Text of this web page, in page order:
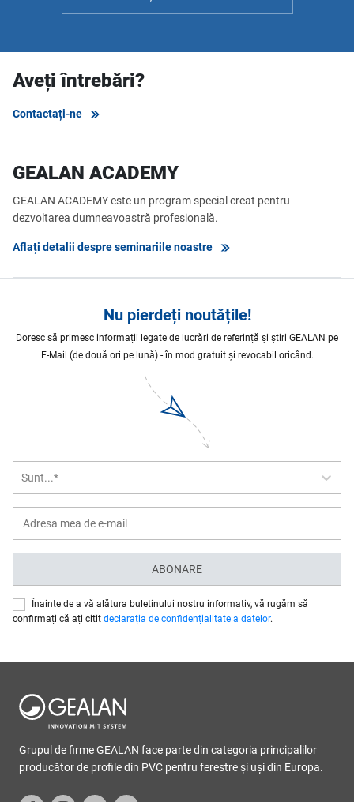
Aveți întrebări?
Contactați-ne
GEALAN ACADEMY
GEALAN ACADEMY este un program special creat pentru
dezvoltarea dumneavoastră profesională.
Aflați detalii despre seminariile noastre
Nu pierdeți noutățile!
Doresc să primesc informații legate de lucrări de referință și știri GEALAN pe
E-Mail (de două ori pe lună) - în mod gratuit și revocabil oricând.
Sunt...*
ABONARE
Înainte de a vă alătura buletinului nostru informativ, vă rugăm să
confirmați că ați citit declarația de confidențialitate a datelor.
Grupul de firme GEALAN face parte din categoria principalilor
producător de profile din PVC pentru ferestre şi uşi din Europa.